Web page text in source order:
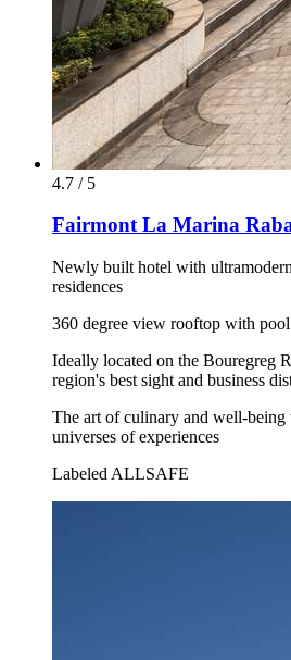
4.7 / 5
Fairmont La Marina
Newly built hotel with
residences
360 degree view rooftop with pool
Ideally located on the Bouregreg
region's best sight and business
The art of culinary and well-being
universes of experiences
Labeled ALLSAFE